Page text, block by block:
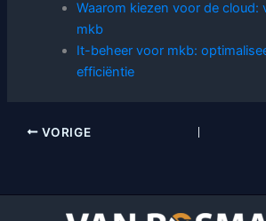
Waarom kiezen voor de cloud:
mkb
It-beheer voor mkb:
efficiëntie
VORIGE